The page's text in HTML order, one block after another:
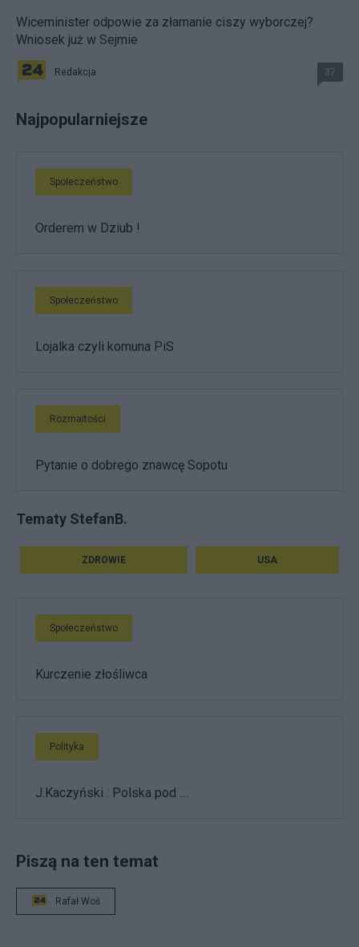
Wiceminister odpowie za złamanie ciszy wyborczej?
Wniosek już w Sejmie
Redakcja 37
Najpopularniejsze
Społeczeństwo
Orderem w Dziub !
Społeczeństwo
Lojalka czyli komuna PiS
Rozmaitości
Pytanie o dobrego znawcę Sopotu
Tematy StefanB.
ZDROWIE USA
Społeczeństwo
Kurczenie złośliwca
Polityka
J.Kaczyński : Polska pod ....
Piszą na ten temat
Rafał Woś